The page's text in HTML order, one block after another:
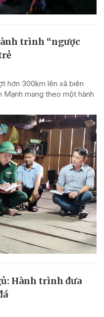
trình “ngược
hơn 300km lên xã biên
Mạnh mang theo một hành
Hành trình đưa